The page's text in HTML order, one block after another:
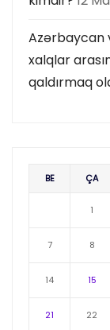
Azərbaycan
xalqlar
qaldırmaq
BE ÇA
1
7 8
14 15
21 22